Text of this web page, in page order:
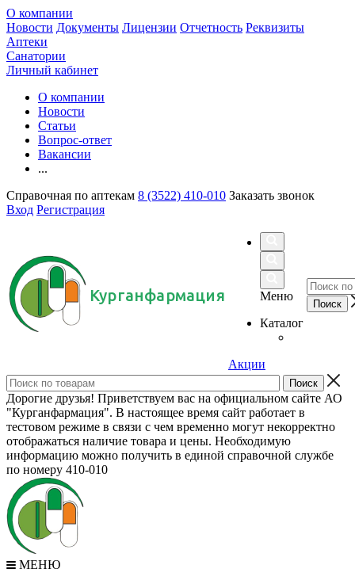
О компании
Новости Документы Лицензии Отчетность Реквизиты
Аптеки
Санатории
Личный кабинет
О компании
Новости
Статьи
Вопрос-ответ
Вакансии
...
Справочная по аптекам 8 (3522) 410-010 Заказать звонок
Вход Регистрация
Курганфармация
Меню
Каталог
Акции
Дорогие друзья! Приветствуем вас на официальном сайте АО
"Курганфармация". В настоящее время сайт работает в
тестовом режиме в связи с чем временно могут некорректно
отображаться наличие товара и цены. Необходимую
информацию можно получить в единой справочной службе
по номеру 410-010
МЕНЮ